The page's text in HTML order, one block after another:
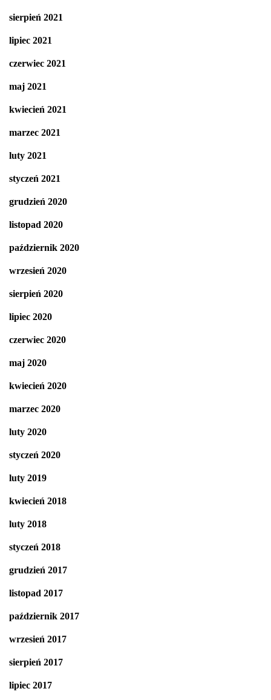
sierpień 2021
lipiec 2021
czerwiec 2021
maj 2021
kwiecień 2021
marzec 2021
luty 2021
styczeń 2021
grudzień 2020
listopad 2020
październik 2020
wrzesień 2020
sierpień 2020
lipiec 2020
czerwiec 2020
maj 2020
kwiecień 2020
marzec 2020
luty 2020
styczeń 2020
luty 2019
kwiecień 2018
luty 2018
styczeń 2018
grudzień 2017
listopad 2017
październik 2017
wrzesień 2017
sierpień 2017
lipiec 2017